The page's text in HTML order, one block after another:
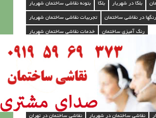
بتونه نقاشی ساختمان شهریار بلکا بلکا در شهریار
تجربیات نقاشی ساختمان شهریار در نقاشی ساختمان
خدمات نقاشی ساختمان شهریار رنگ آمیزی ساختمان
رنگ آمیزی نمای ساختمان رنگ ساختمان
زیباسازی ساختمان قرارداد نقاشی ساختمان در شهریار
قیمت نقاشی ساختمان در شهریار نقاشی ساختمان شهریار
نقاشی از ساختمان خانه
نقاشی در ساختمان نقاشی ساختمان خانه|رنگ|نقاشی
نقاشی ساختمان در تهران نقاشی ساختمان در شهریار